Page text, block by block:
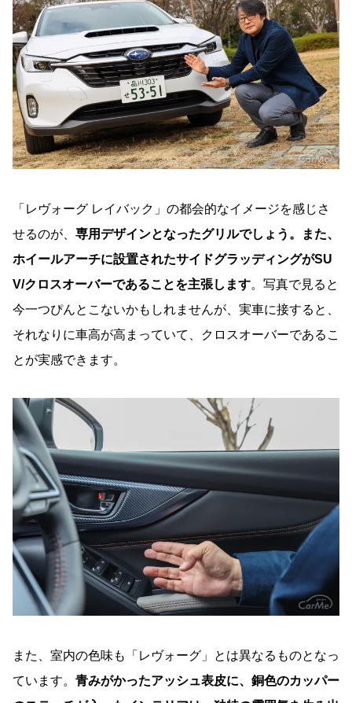
「レヴォーグ レイバック」の都会的なイメージを感じさ
せるのが、 専用デザインとなったグリルでしょう。また、
ホイールアーチに設置されたサイドグラッディングがSU
V/クロスオーバーであることを主張します。写真で見ると
今一つぴんとこないかもしれませんが、実車に接すると、
それなりに車高が高まっていて、クロスオーバーであるこ
とが実感できます。
また、室内の色味も「レヴォーグ」とは異なるものとなっ
ています。 青みがかったアッシュ表皮に、銅色のカッパー